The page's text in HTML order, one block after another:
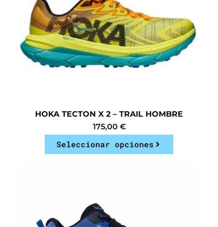
HOKA TECTON X 2 – TRAIL HOMBRE
175,00 €
Seleccionar opciones